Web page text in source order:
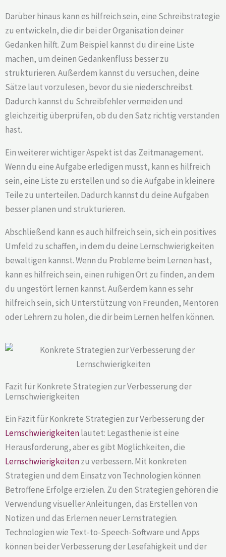
Darüber hinaus kann es hilfreich sein, eine Schreibstrategie
zu entwickeln, die dir bei der Organisation deiner
Gedanken hilft. Zum Beispiel kannst du dir eine Liste
machen, um deinen Gedankenfluss besser zu
strukturieren. Außerdem kannst du versuchen, deine
Sätze laut vorzulesen, bevor du sie niederschreibst.
Dadurch kannst du Schreibfehler vermeiden und
gleichzeitig überprüfen, ob du den Satz richtig verstanden
hast.
Ein weiterer wichtiger Aspekt ist das Zeitmanagement.
Wenn du eine Aufgabe erledigen musst, kann es hilfreich
sein, eine Liste zu erstellen und so die Aufgabe in kleinere
Teile zu unterteilen. Dadurch kannst du deine Aufgaben
besser planen und strukturieren.
Abschließend kann es auch hilfreich sein, sich ein positives
Umfeld zu schaffen, in dem du deine Lernschwierigkeiten
bewältigen kannst. Wenn du Probleme beim Lernen hast,
kann es hilfreich sein, einen ruhigen Ort zu finden, an dem
du ungestört lernen kannst. Außerdem kann es sehr
hilfreich sein, sich Unterstützung von Freunden, Mentoren
oder Lehrern zu holen, die dir beim Lernen helfen können.
Fazit für Konkrete Strategien zur Verbesserung der
Lernschwierigkeiten
Ein Fazit für Konkrete Strategien zur Verbesserung der
Lernschwierigkeitenlautet: Legasthenie ist eine
Herausforderung, aber es gibt Möglichkeiten, die
Lernschwierigkeitenzu verbessern. Mit konkreten
Strategien und dem Einsatz von Technologien können
Betroffene Erfolge erzielen. Zu den Strategien gehören die
Verwendung visueller Anleitungen, das Erstellen von
Notizen und das Erlernen neuer Lernstrategien.
Technologien wie Text-to-Speech-Software und Apps
können bei der Verbesserung der Lesefähigkeit und der